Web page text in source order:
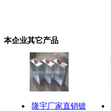
本企业其它产品
隆宇厂家直销镀